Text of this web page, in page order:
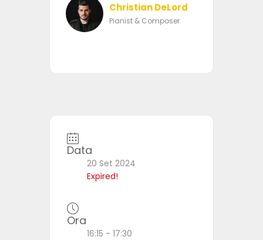
Christian DeLord
Pianist & Composer
Data
20 Set 2024
Expired!
Ora
16:15 - 17:30